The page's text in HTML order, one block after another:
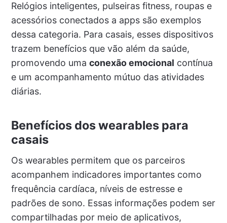
Relógios inteligentes, pulseiras fitness, roupas e
acessórios conectados a apps são exemplos
dessa categoria. Para casais, esses dispositivos
trazem benefícios que vão além da saúde,
promovendo uma conexão emocional contínua
e um acompanhamento mútuo das atividades
diárias.
Benefícios dos wearables para
casais
Os wearables permitem que os parceiros
acompanhem indicadores importantes como
frequência cardíaca, níveis de estresse e
padrões de sono. Essas informações podem ser
compartilhadas por meio de aplicativos,